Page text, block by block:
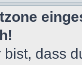
dass